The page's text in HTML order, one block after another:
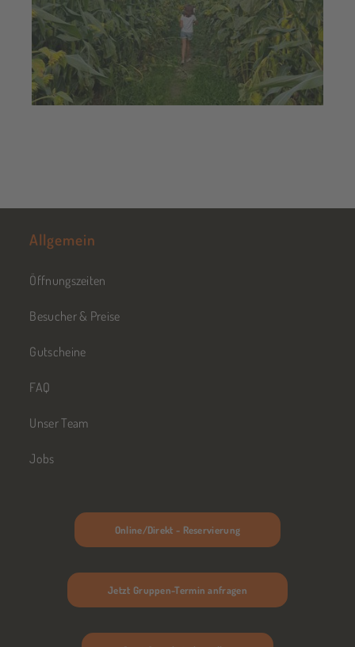
Allgemein
Öffnungszeiten
Besucher & Preise
Gutscheine
FAQ
Unser Team
Jobs
Online/Direkt - Reservierung
Jetzt Gruppen-Termin anfragen